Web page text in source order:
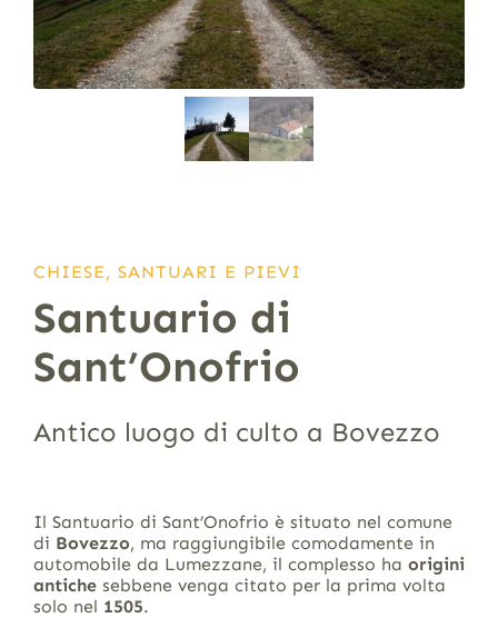
CHIESE, SANTUARI E PIEVI
Santuario di
Sant’Onofrio
Antico luogo di culto a Bovezzo
Il Santuario di Sant’Onofrio è situato nel comune
di Bovezzo, ma raggiungibile comodamente in
automobile da Lumezzane, il complesso ha origini
antiche sebbene venga citato per la prima volta
solo nel 1505.